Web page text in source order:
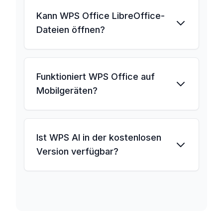
Kann WPS Office LibreOffice-
Dateien öffnen?
Funktioniert WPS Office auf
Mobilgeräten?
Ist WPS AI in der kostenlosen
Version verfügbar?